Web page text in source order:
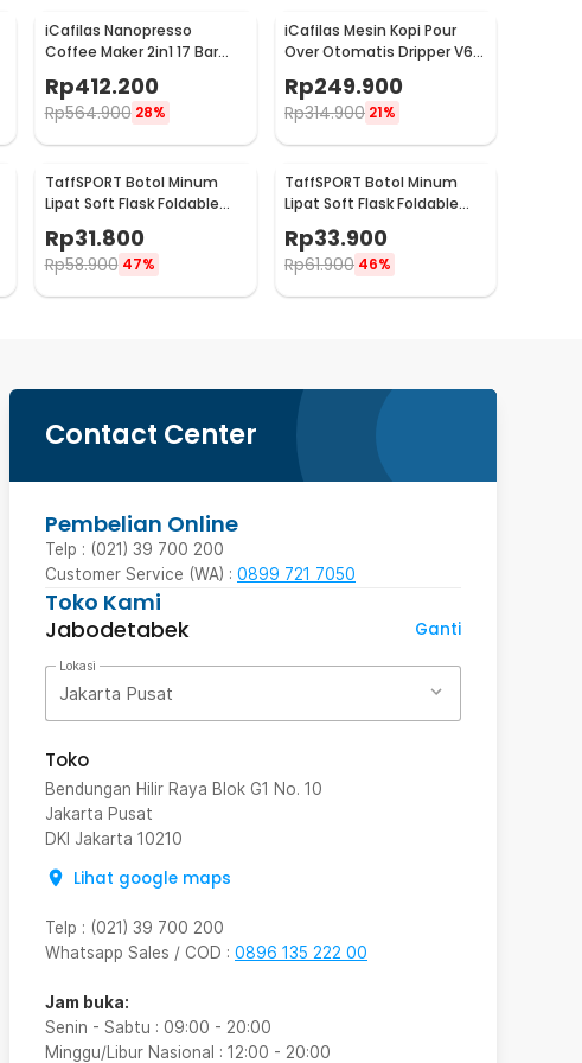
iCafilas Nanopresso
Coffee Maker 2in1 17 Bar
ME2410
Rp412.200
Rp564.900 28%
iCafilas Mesin Kopi Pour
Over Otomatis Dripper V60
Rp249.900
Rp314.900 21%
TaffSPORT Botol Minum
Lipat Soft Flask Foldable
Water Bottle Sport TPU
250ml - TF-25
Rp31.800
Rp58.900 47%
TaffSPORT Botol Minum
Lipat Soft Flask Foldable
Water Bottle TPU 500ml -
TFG-50
Rp33.900
Rp61.900 46%
Contact Center
Pembelian Online
Telp : (021) 39 700 200
Customer Service (WA) : 0899 721 7050
Toko Kami
Jabodetabek
Ganti
Lokasi
Jakarta Pusat
Toko
Bendungan Hilir Raya Blok G1 No. 10
Jakarta Pusat
DKI Jakarta 10210
Lihat google maps
Telp : (021) 39 700 200
Whatsapp Sales / COD : 0896 135 222 00
Jam buka:
Senin - Sabtu : 09:00 - 20:00
Minggu/Libur Nasional : 12:00 - 20:00